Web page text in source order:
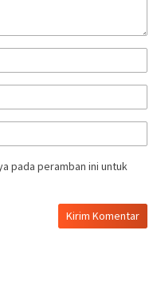
pada peramban ini untuk